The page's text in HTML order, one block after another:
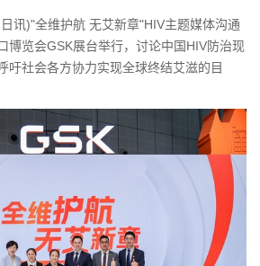
讯)"全维护航 无艾新章"HIV主题媒体沟通
博览会GSK展台举行，讨论中国HIV防治现
吁社会各方协力实现全球终结艾滋的目